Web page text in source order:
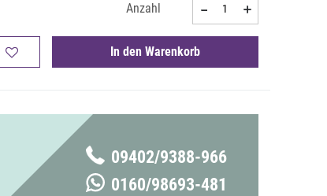
Anzahl
In den Warenkorb
09402/9388-966
0160/98693-481